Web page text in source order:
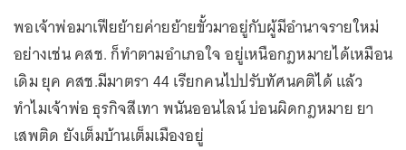
พอเจ้าพ่อมาเฟียย้ายค่ายย้ายขั้วมาอยู่กับผู้มีอำนาจรายใหม่
อย่างเช่น คสช. ก็ทำตามอำเภอใจ อยู่เหนือกฎหมายได้เหมือน
เดิม ยุค คสช.มีมาตรา 44 เรียกคนไปปรับทัศนคติได้ แล้ว
ทำไมเจ้าพ่อ ธุรกิจสีเทา พนันออนไลน์ บ่อนผิดกฎหมาย ยา
เสพติด ยังเต็มบ้านเต็มเมืองอยู่